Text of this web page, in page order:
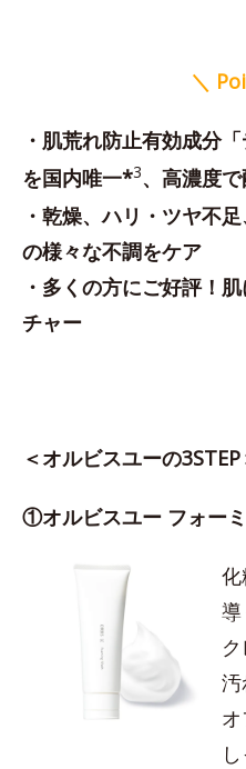
＼
・肌荒れ防止有効成分
を国内唯一*3、高濃度
・乾燥、ハリ・ツヤ不
の様々な不調をケア
・多くの方にご好評！
チャー
＜オルビスユーの3STEP
①オルビスユー フォー
導
汚
オ